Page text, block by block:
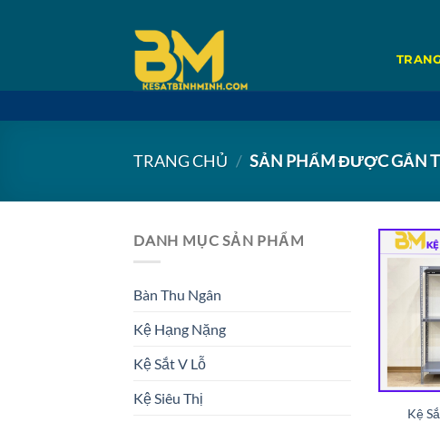
TRANG CHỦ / SẢN PHẨM ĐƯỢC GẮN
DANH MỤC SẢN PHẨM
Bàn Thu Ngân
Kệ Hạng Nặng
Kệ Sắt V Lỗ
Kệ Siêu Thị
Kệ